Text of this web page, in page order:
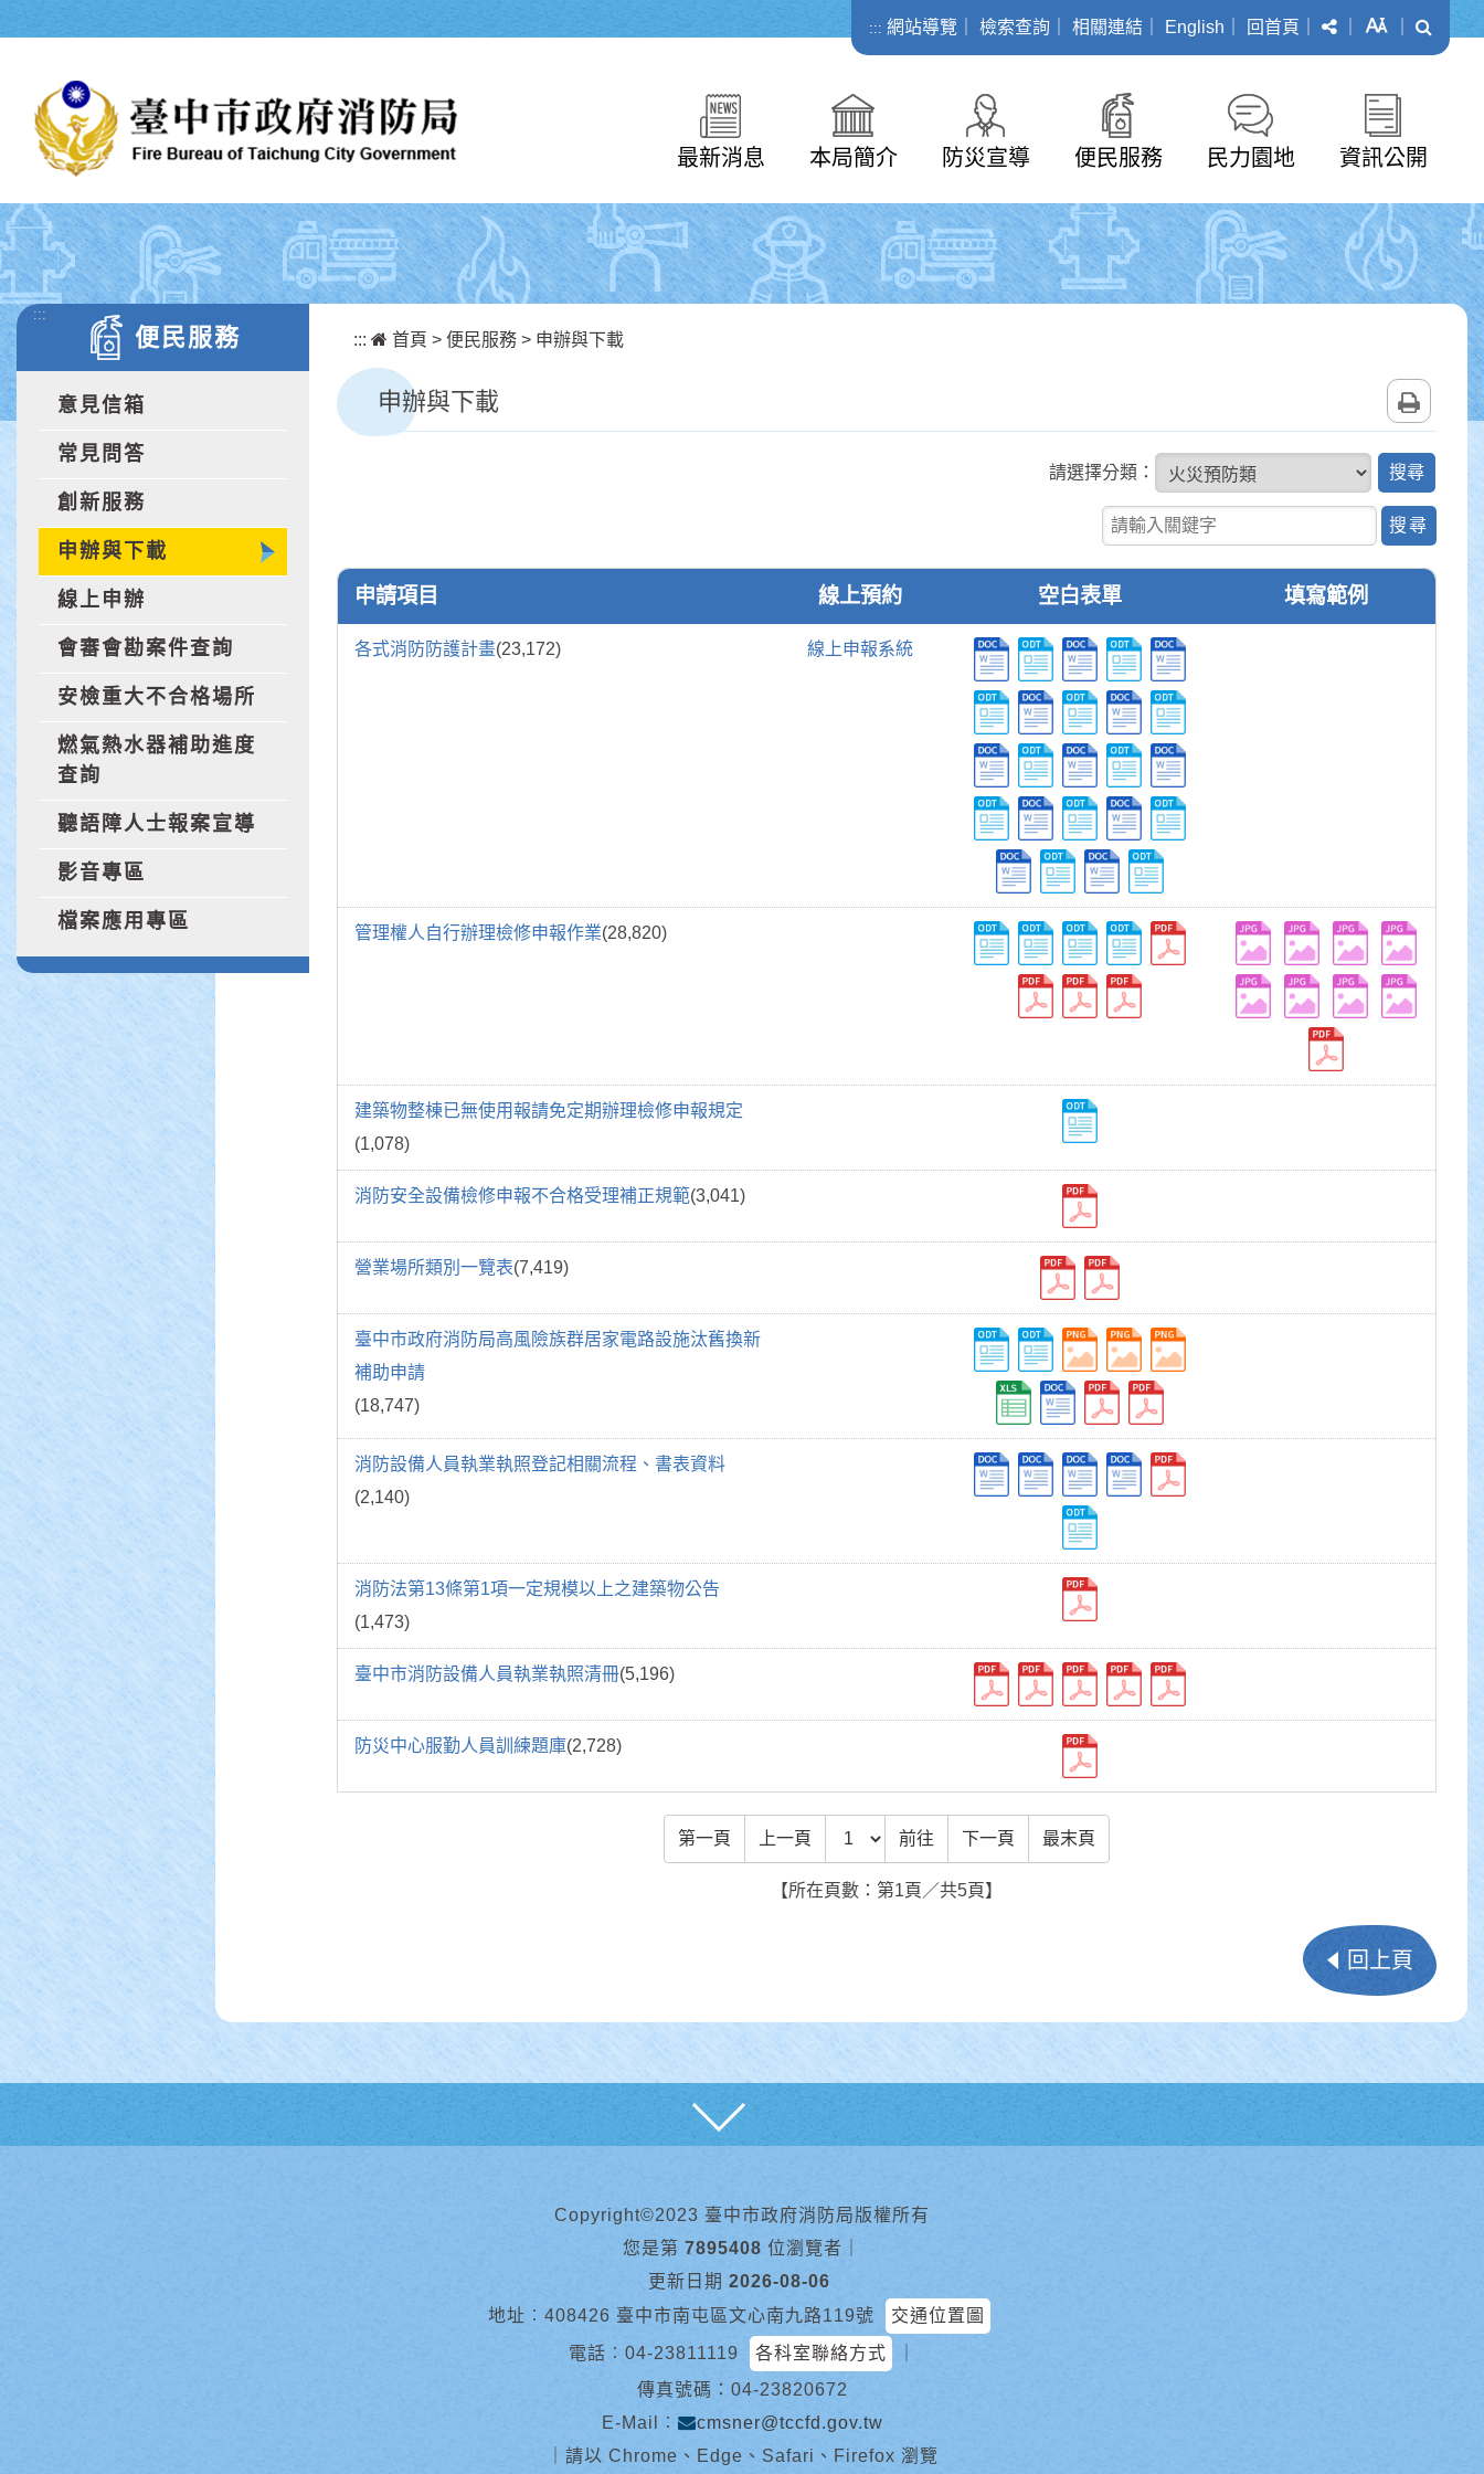
::: 網站導覽 檢索查詢 相關連結 English 回首頁 分享 字級
最新消息 本局簡介 防災宣導 便民服務 民力園地 資訊公開
:::
便民服務
意見信箱
常見問答
創新服務
申辦與下載
線上申辦
會審會勘案件查詢
安檢重大不合格場所
燃氣熱水器補助進度
查詢
聽語障人士報案宣導
影音專區
檔案應用專區
::: 首頁 > 便民服務 > 申辦與下載
申辦與下載
請選擇分類：
關鍵字查詢
申請項目 線上預約 空白表單 填寫範例
各式消防防護計畫(23,172) 線上申報系統
管理權人自行辦理檢修申報作業(28,820)
建築物整棟已無使用報請免定期辦理檢修申報規定
(1,078)
消防安全設備檢修申報不合格受理補正規範(3,041)
營業場所類別一覽表(7,419)
臺中市政府消防局高風險族群居家電路設施汰舊換新
補助申請
(18,747)
消防設備人員執業執照登記相關流程、書表資料
(2,140)
消防法第13條第1項一定規模以上之建築物公告
(1,473)
臺中市消防設備人員執業執照清冊(5,196)
防災中心服勤人員訓練題庫(2,728)
第一頁 上一頁 前往頁數 前往 下一頁 最末頁
【所在頁數：第1頁／共5頁】
回上頁
Copyright©2023 臺中市政府消防局版權所有
您是第 7895408 位瀏覽者
更新日期 2026-08-06
地址︰408426 臺中市南屯區文心南九路119號
交通位置圖
電話︰ 04-23811119 各科室聯絡方式
傳真號碼：04-23820672
E-Mail︰
cmsner@tccfd.gov.tw
請以 Chrome、Edge、Safari、Firefox 瀏覽